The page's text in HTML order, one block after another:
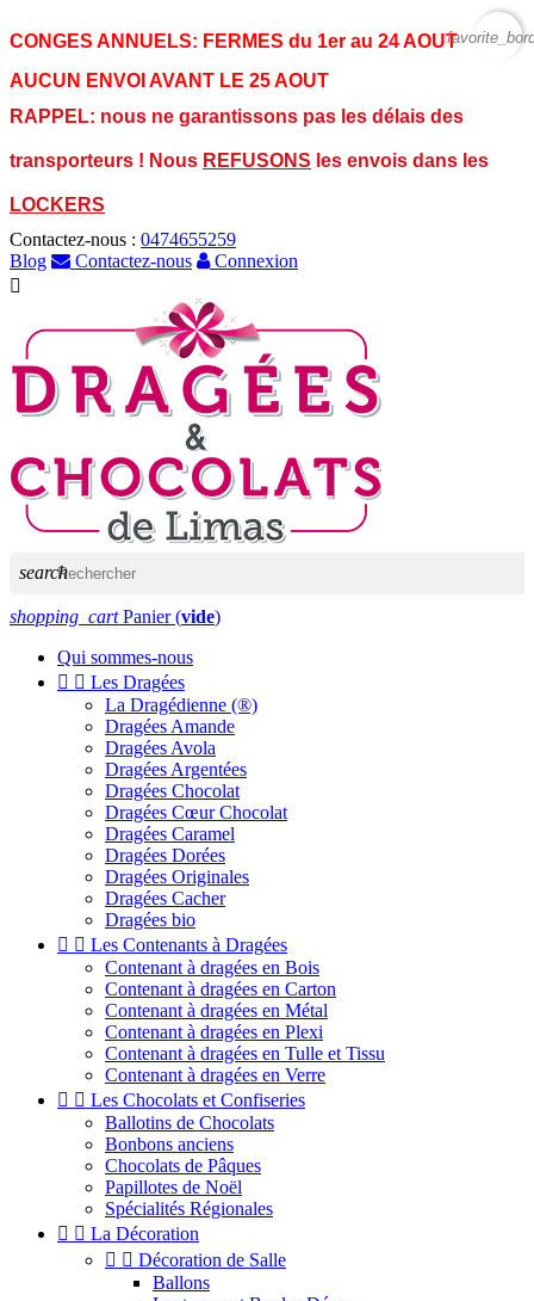
CONGES ANNUELS: FERMES du 1er au 24 AOUT
AUCUN ENVOI AVANT LE 25 AOUT
RAPPEL: nous ne garantissons pas les délais des
transporteurs ! Nous REFUSONS les envois dans les
LOCKERS
Contactez-nous : 0474655259
Blog
Contactez-nous
Connexion

search
shopping_cart Panier (vide)
Qui sommes-nous
  Les Dragées
La Dragédienne (®)
Dragées Amande
Dragées Avola
Dragées Argentées
Dragées Chocolat
Dragées Cœur Chocolat
Dragées Caramel
Dragées Dorées
Dragées Originales
Dragées Cacher
Dragées bio
  Les Contenants à Dragées
Contenant à dragées en Bois
Contenant à dragées en Carton
Contenant à dragées en Métal
Contenant à dragées en Plexi
Contenant à dragées en Tulle et Tissu
Contenant à dragées en Verre
  Les Chocolats et Confiseries
Ballotins de Chocolats
Bonbons anciens
Chocolats de Pâques
Papillotes de Noël
Spécialités Régionales
  La Décoration
  Décoration de Salle
Ballons